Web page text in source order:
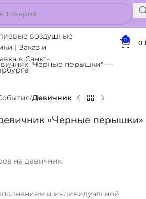
0 0
увеличить
Девичник
«Черные перышки»
на девичник
и индивидуальной